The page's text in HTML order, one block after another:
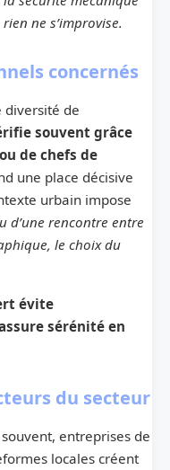
ne s’improvise.
concernés
diversité de
souvent grâce
de chefs de
une place décisive
urbain impose
d’une rencontre entre
le choix du
évite
sérénité en
du secteur
entreprises de
locales créent